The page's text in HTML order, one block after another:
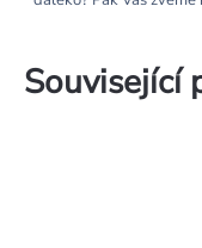
Související